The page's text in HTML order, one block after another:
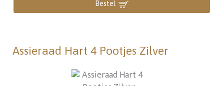
Bestel
Assieraad Hart 4 Pootjes Zilver